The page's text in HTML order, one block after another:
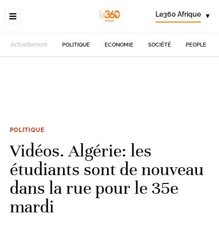
Le360 Afrique ▾
Actuellement POLITIQUE ECONOMIE SOCIÉTÉ PEOPLE
POLITIQUE
Vidéos. Algérie: les
étudiants sont de nouveau
dans la rue pour le 35e
mardi